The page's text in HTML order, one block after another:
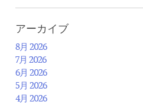
アーカイブ
8月 2026
7月 2026
6月 2026
5月 2026
4月 2026